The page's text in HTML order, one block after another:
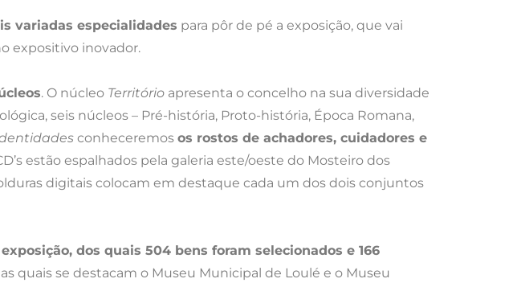
variadas especialidades para pôr de pé a exposição, que vai
expositivo inovador.
. O núcleo Território apresenta o concelho na sua diversidade
seis núcleos – Pré-história, Proto-história, Época Romana,
conheceremos os rostos de achadores, cuidadores e
estão espalhados pela galeria este/oeste do Mosteiro dos
digitais colocam em destaque cada um dos dois conjuntos
dos quais 504 bens foram selecionados e 166
quais se destacam o Museu Municipal de Loulé e o Museu